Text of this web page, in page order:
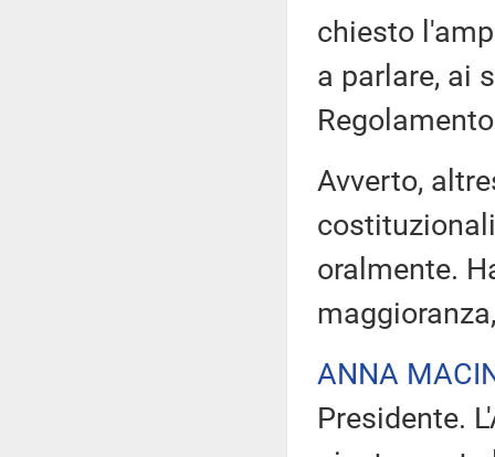
chiesto
a parlare, ai
Avverto,
oralmente.
ANNA
Presidente.